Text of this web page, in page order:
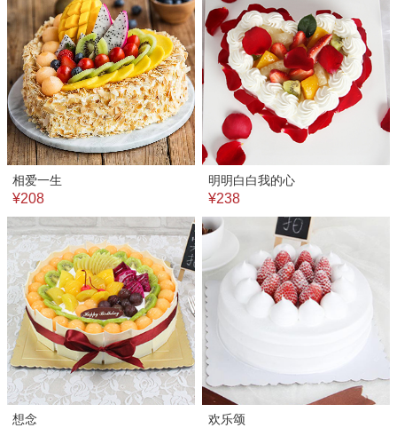
相爱一生
¥208
明明白白我的心
¥238
想念 欢乐颂